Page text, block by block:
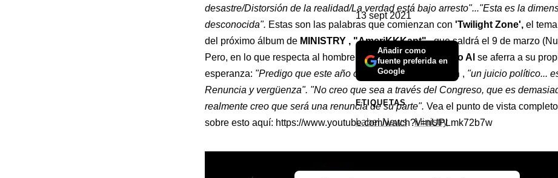
13 sept 2021
Añadir como
fuente preferida en
Google
ETIQUETAS
Label News Ministry
desastre/Distorsión de la realidad/La verdad está bajo arresto"..."Esta es la
desconocida". Estas son las palabras que comienzan con 'Twilight Zone', el
del próximo álbum de MINISTRY , "AmeriKKKant", que saldrá el 9 de marzo
Pero, en lo que respecta al hombre en la Casa Blanca,el tío Al se aferra a su
esperanza: "Predigo que este año caerá",dijoJourgensen , "un juicio político...
Renuncia y vergüenza". "No creo que sea a través del Congreso, que es
realmente creo que será una renuncia de su parte". Vea el punto de vista
sobre esto aquí: https://www.youtube.com/watch?v=nUPLmk72b7w